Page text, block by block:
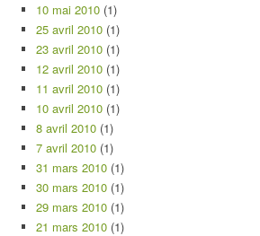
10 mai 2010 (1)
25 avril 2010 (1)
23 avril 2010 (1)
12 avril 2010 (1)
11 avril 2010 (1)
10 avril 2010 (1)
8 avril 2010 (1)
7 avril 2010 (1)
31 mars 2010 (1)
30 mars 2010 (1)
29 mars 2010 (1)
21 mars 2010 (1)